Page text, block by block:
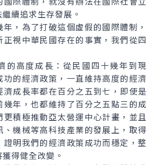
續追求生存發展。
，為了打破這個虛假的國際體制，
正視中華民國存在的事實，我們從四
高度成長：從民國四十幾年到現
功的經濟政策，一直維持高度的經濟
濟成長率都在百分之五到七，即使是
幾年，也都維持了百分之五點三的成
更積極推動亞太營運中心計畫，並且
、機械等高科技產業的發展上，取得
證明我們的經濟政策成功而穩定，整
得健全改變。